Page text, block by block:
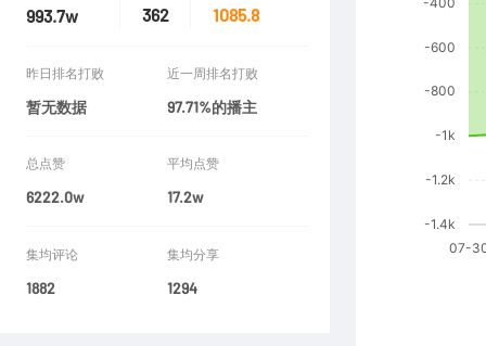
993.7w 362 1085.8
昨日排名打败
暂无数据
近一周排名打败
97.71%的播主
总点赞
6222.0w
平均点赞
17.2w
集均评论
1882
集均分享
1294